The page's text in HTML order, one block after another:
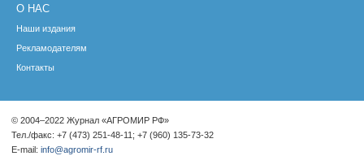
О НАС
Наши издания
Рекламодателям
Контакты
© 2004–2022 Журнал «АГРОМИР РФ»
Тел./факс: +7 (473) 251-48-11; +7 (960) 135-73-32
E-mail: info@agromir-rf.ru